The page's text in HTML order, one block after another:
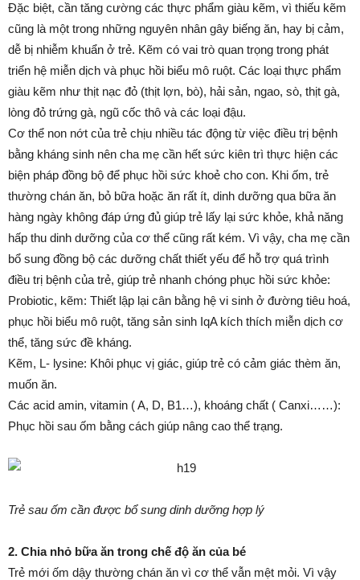
Đặc biệt, cần tăng cường các thực phẩm giàu kẽm, vì thiếu kẽm
cũng là một trong những nguyên nhân gây biếng ăn, hay bị cảm,
dễ bị nhiễm khuẩn ở trẻ. Kẽm có vai trò quan trọng trong phát
triển hệ miễn dịch và phục hồi biểu mô ruột. Các loại thực phẩm
giàu kẽm như thịt nạc đỏ (thịt lợn, bò), hải sản, ngao, sò, thịt gà,
lòng đỏ trứng gà, ngũ cốc thô và các loại đậu.
Cơ thể non nớt của trẻ chịu nhiều tác động từ việc điều trị bệnh
bằng kháng sinh nên cha mẹ cần hết sức kiên trì thực hiện các
biện pháp đồng bộ để phục hồi sức khoẻ cho con. Khi ốm, trẻ
thường chán ăn, bỏ bữa hoặc ăn rất ít, dinh dưỡng qua bữa ăn
hàng ngày không đáp ứng đủ giúp trẻ lấy lại sức khỏe, khả năng
hấp thu dinh dưỡng của cơ thể cũng rất kém. Vì vậy, cha mẹ cần
bổ sung đồng bộ các dưỡng chất thiết yếu để hỗ trợ quá trình
điều trị bệnh của trẻ, giúp trẻ nhanh chóng phục hồi sức khỏe:
Probiotic, kẽm: Thiết lập lại cân bằng hệ vi sinh ở đường tiêu hoá,
phục hồi biểu mô ruột, tăng sản sinh IqA kích thích miễn dịch cơ
thể, tăng sức đề kháng.
Kẽm, L- lysine: Khôi phục vị giác, giúp trẻ có cảm giác thèm ăn,
muốn ăn.
Các acid amin, vitamin ( A, D, B1…), khoáng chất ( Canxi……):
Phục hồi sau ốm bằng cách giúp nâng cao thể trạng.
Trẻ sau ốm cần được bổ sung dinh dưỡng hợp lý
2. Chia nhỏ bữa ăn trong chế độ ăn của bé
Trẻ mới ốm dậy thường chán ăn vì cơ thể vẫn mệt mỏi. Vì vậy